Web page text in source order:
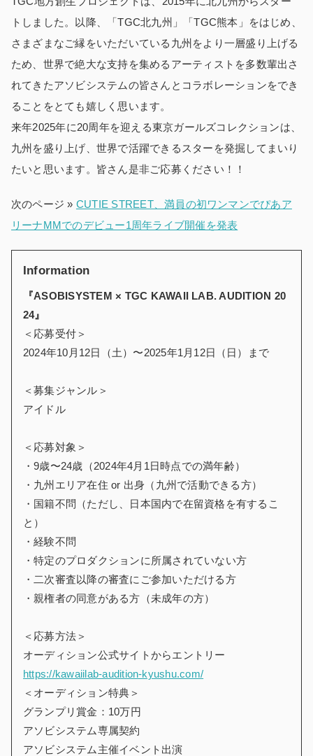
トしました。以降、「TGC北九州」「TGC熊本」をはじめ、
さまざまなご縁をいただいている九州をより一層盛り上げる
ため、世界で絶大な支持を集めるアーティストを多数輩出さ
れてきたアソビシステムの皆さんとコラボレーションをでき
ることをとても嬉しく思います。
来年2025年に20周年を迎える東京ガールズコレクションは、
九州を盛り上げ、世界で活躍できるスターを発掘してまいり
たいと思います。皆さん是非ご応募ください！！
次のページ » CUTIE STREET、満員の初ワンマンでぴあア
リーナMMでのデビュー1周年ライブ開催を発表
Information
『ASOBISYSTEM × TGC KAWAII LAB. AUDITION 20
24』
＜応募受付＞
2024年10月12日（土）〜2025年1月12日（日）まで
＜募集ジャンル＞
アイドル
＜応募対象＞
・9歳〜24歳（2024年4月1日時点での満年齢）
・九州エリア在住 or 出身（九州で活動できる方）
・国籍不問（ただし、日本国内で在留資格を有するこ
と）
・経験不問
・特定のプロダクションに所属されていない方
・二次審査以降の審査にご参加いただける方
・親権者の同意がある方（未成年の方）
＜応募方法＞
オーディション公式サイトからエントリー
https://kawaiilab-audition-kyushu.com/
＜オーディション特典＞
グランプリ賞金：10万円
アソビシステム専属契約
アソビシステム主催イベント出演